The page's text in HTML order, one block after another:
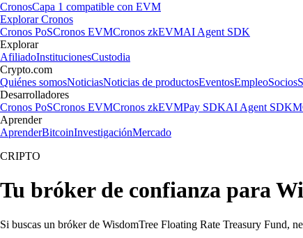
CronosCapa 1 compatible con EVM
Explorar Cronos
Cronos PoSCronos EVMCronos zkEVMAI Agent SDK
Explorar
AfiliadoInstitucionesCustodia
Crypto.com
Quiénes somosNoticiasNoticias de productosEventosEmpleoSocios
Desarrolladores
Cronos PoSCronos EVMCronos zkEVMPay SDKAI Agent SDK
Aprender
AprenderBitcoinInvestigaciónMercado
CRIPTO
Tu bróker de confianza para
Si buscas un bróker de WisdomTree Floating Rate Treasury Fund,